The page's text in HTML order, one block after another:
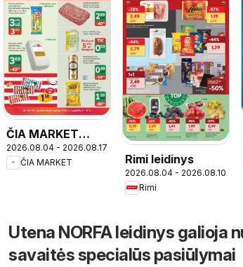
ČIA MARKET
leidinys
2026.08.04 - 2026.08.17
ČIA MARKET
Rimi leidinys
2026.08.04 - 2026.08.10
Rimi
Utena NORFA leidinys galioja
savaitės specialūs pasiūlymai